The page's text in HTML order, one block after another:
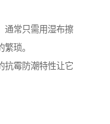
通常只需用湿布擦
琐。
抗霉防潮特性让它